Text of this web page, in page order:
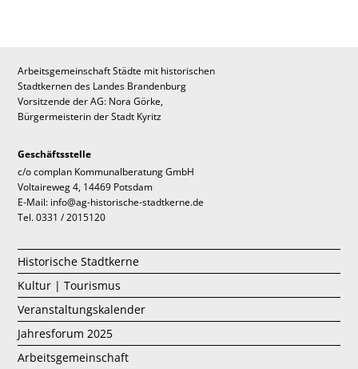
Arbeitsgemeinschaft Städte mit historischen
Stadtkernen des Landes Brandenburg
Vorsitzende der AG: Nora Görke,
Bürgermeisterin der Stadt Kyritz
Geschäftsstelle
c/o complan Kommunalberatung GmbH
Voltaireweg 4, 14469 Potsdam
E-Mail: info@ag-historische-stadtkerne.de
Tel. 0331 / 2015120
Historische Stadtkerne
Kultur | Tourismus
Veranstaltungskalender
Jahresforum 2025
Arbeitsgemeinschaft